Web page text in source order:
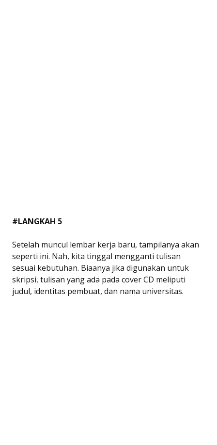
#LANGKAH 5
Setelah muncul lembar kerja baru, tampilanya akan
seperti ini. Nah, kita tinggal mengganti tulisan
sesuai kebutuhan. Biaanya jika digunakan untuk
skripsi, tulisan yang ada pada cover CD meliputi
judul, identitas pembuat, dan nama universitas.